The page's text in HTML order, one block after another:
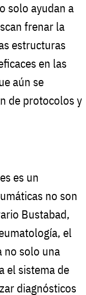
solo ayudan a
frenar la
estructuras
en las
aún se
de protocolos y
es un
no son
Bustabad,
el
no solo una
el sistema de
diagnósticos